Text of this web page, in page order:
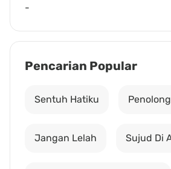
-
Pencarian Popular
Sentuh Hatiku
Jangan Lelah Sujud Di